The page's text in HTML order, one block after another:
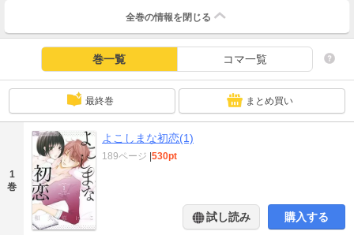
全巻の情報を 閉じる
巻一覧 コマ一覧
最終巻 まとめ買い
1
巻
よこしまな初恋(1)
189ページ |530pt
試し読み 購入する